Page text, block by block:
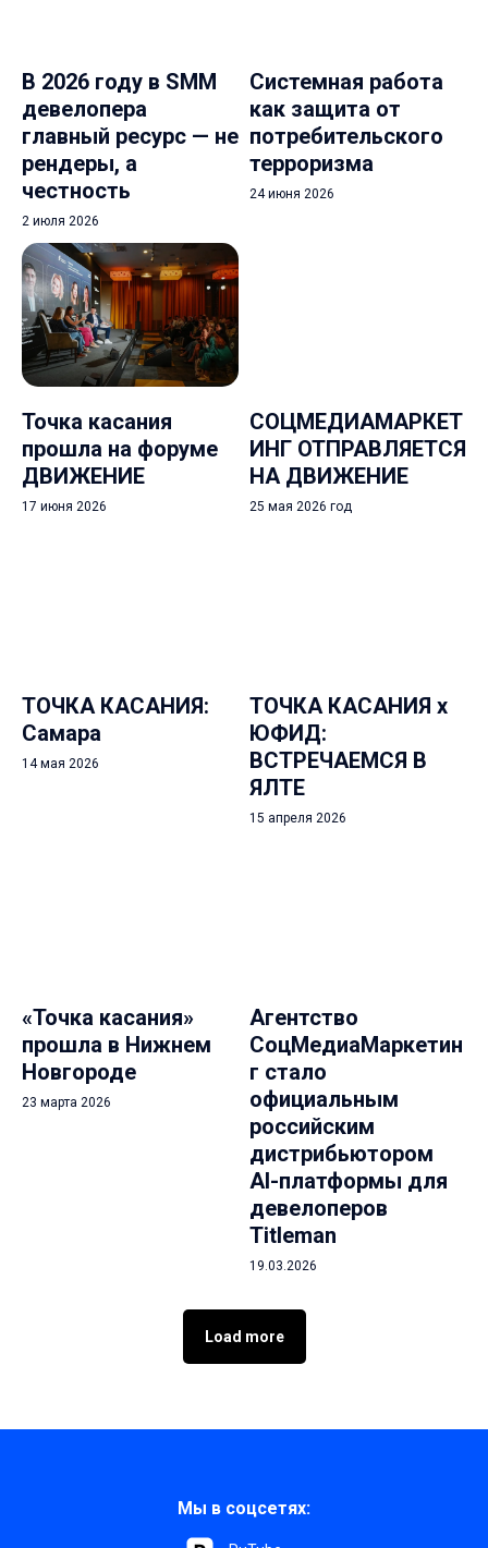
В 2026 году в SMM
девелопера
главный ресурс — не
рендеры, а
честность
2 июля 2026
Системная работа
как защита от
потребительского
терроризма
24 июня 2026
Точка касания
прошла на форуме
ДВИЖЕНИЕ
17 июня 2026
СОЦМЕДИАМАРКЕТ
ИНГ ОТПРАВЛЯЕТСЯ
НА ДВИЖЕНИЕ
25 мая 2026 год
ТОЧКА КАСАНИЯ:
Самара
14 мая 2026
ТОЧКА КАСАНИЯ х
ЮФИД:
ВСТРЕЧАЕМСЯ В
ЯЛТЕ
15 апреля 2026
«Точка касания»
прошла в Нижнем
Новгороде
23 марта 2026
Агентство
СоцМедиаМаркетин
г стало
официальным
российским
дистрибьютором
AI-платформы для
девелоперов
Titleman
19.03.2026
Load more
Мы в соцсетях: